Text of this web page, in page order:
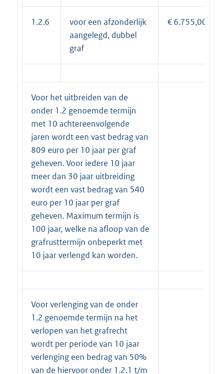
1.2.6
voor een afzonderlijk
aangelegd, dubbel
graf
€ 6.755,00
Voor het uitbreiden van de
onder 1.2 genoemde termijn
met 10 achtereenvolgende
jaren wordt een vast bedrag van
809 euro per 10 jaar per graf
geheven. Voor iedere 10 jaar
meer dan 30 jaar uitbreiding
wordt een vast bedrag van 540
euro per 10 jaar per graf
geheven. Maximum termijn is
100 jaar, welke na afloop van de
grafrusttermijn onbeperkt met
10 jaar verlengd kan worden.
Voor verlenging van de onder
1.2 genoemde termijn na het
verlopen van het grafrecht
wordt per periode van 10 jaar
verlenging een bedrag van 50%
van de hiervoor onder 1.2.1 t/m